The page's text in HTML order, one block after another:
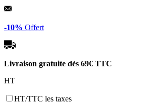
Panneau de gestion des cookies
-10% Offert
Livraison gratuite dès 69€ TTC
HT
HT/TTC les taxes